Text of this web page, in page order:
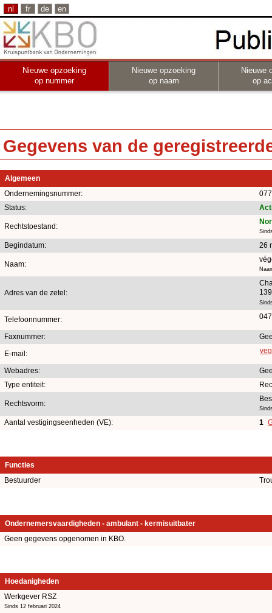
nl fr de en
Nieuwe opzoeking
op nummer
Nieuwe opzoeking
op naam
Nieuwe
op
Gegevens van de
Algemeen
Ondernemingsnummer:
Status:
Rechtstoestand:
Begindatum: 26
Naam:
Adres van de zetel:
Telefoonnummer:
Faxnummer:
E-mail:
Webadres:
Type entiteit:
Rechtsvorm:
Aantal vestigingseenheden (VE): 1
Functies
Bestuurder
Ondernemersvaardigheden - ambulant - kermisuitbater
Geen gegevens opgenomen in KBO.
Hoedanigheden
Werkgever RSZ
Sinds 12 februari 2024